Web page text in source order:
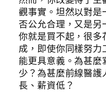
觀事實。坦然以對
否公允合理，又是另
你就是買不起，很
成，即使你同樣努
能更具意義。為甚
少？為甚麼前線醫
長、薪資低？